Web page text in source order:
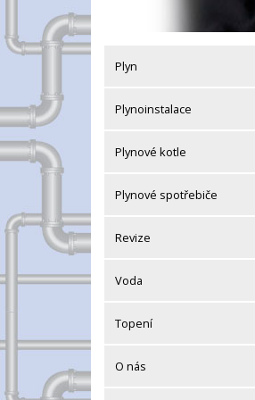
Plyn
Plynoinstalace
Plynové kotle
Plynové spotřebiče
Revize
Voda
Topení
O nás